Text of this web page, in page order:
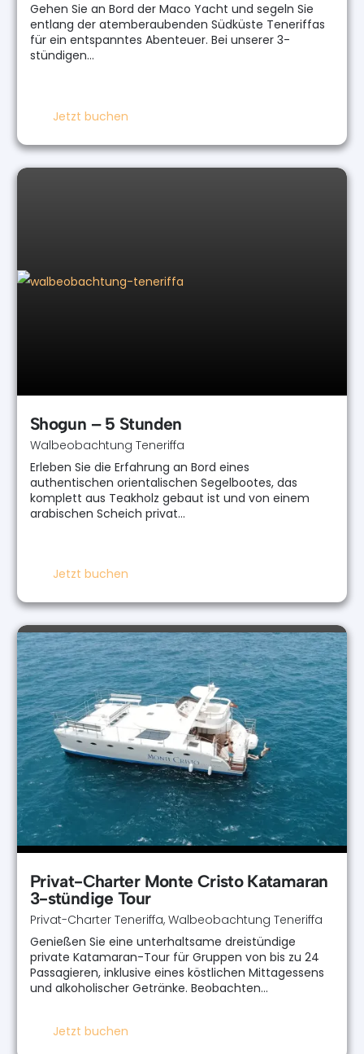
Gehen Sie an Bord der Maco Yacht und segeln Sie
entlang der atemberaubenden Südküste Teneriffas
für ein entspanntes Abenteuer. Bei unserer 3-
stündigen…
Jetzt buchen
Shogun – 5 Stunden
Walbeobachtung Teneriffa
Erleben Sie die Erfahrung an Bord eines
authentischen orientalischen Segelbootes, das
komplett aus Teakholz gebaut ist und von einem
arabischen Scheich privat…
Jetzt buchen
Privat-Charter Monte Cristo Katamaran
3-stündige Tour
Privat-Charter Teneriffa, Walbeobachtung Teneriffa
Genießen Sie eine unterhaltsame dreistündige
private Katamaran-Tour für Gruppen von bis zu 24
Passagieren, inklusive eines köstlichen Mittagessens
und alkoholischer Getränke. Beobachten…
Jetzt buchen